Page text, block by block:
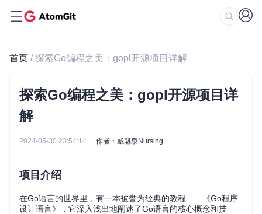
首页 / 探索Go编程之美：gopl开源项目详解
探索Go编程之美：gopl开源项目详
解
2024-05-30 23:54:14 作者：戚魁泉Nursing
项目介绍
在Go语言的世界里，有一本被誉为经典的教程——《Go程序
设计语言》，它深入浅出地阐述了Go语言的核心概念和技